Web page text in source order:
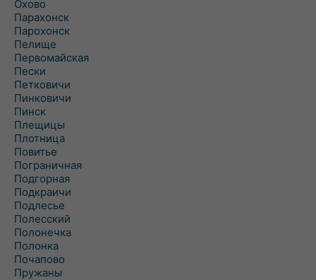
Охово
Парахонск
Парохонск
Пелище
Первомайская
Пески
Петковичи
Пинковичи
Пинск
Плещицы
Плотница
Повитье
Пограничная
Подгорная
Подкраичи
Подлесье
Полесский
Полонечка
Полонка
Почапово
Пружаны